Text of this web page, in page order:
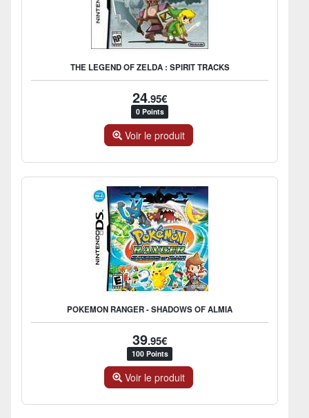
THE LEGEND OF ZELDA : SPIRIT TRACKS
24.95€
0 Points
Voir le produit
POKEMON RANGER - SHADOWS OF ALMIA
39.95€
100 Points
Voir le produit